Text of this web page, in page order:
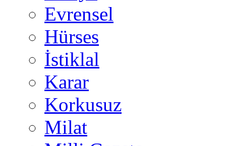
Evrensel
Hürses
İstiklal
Karar
Korkusuz
Milat